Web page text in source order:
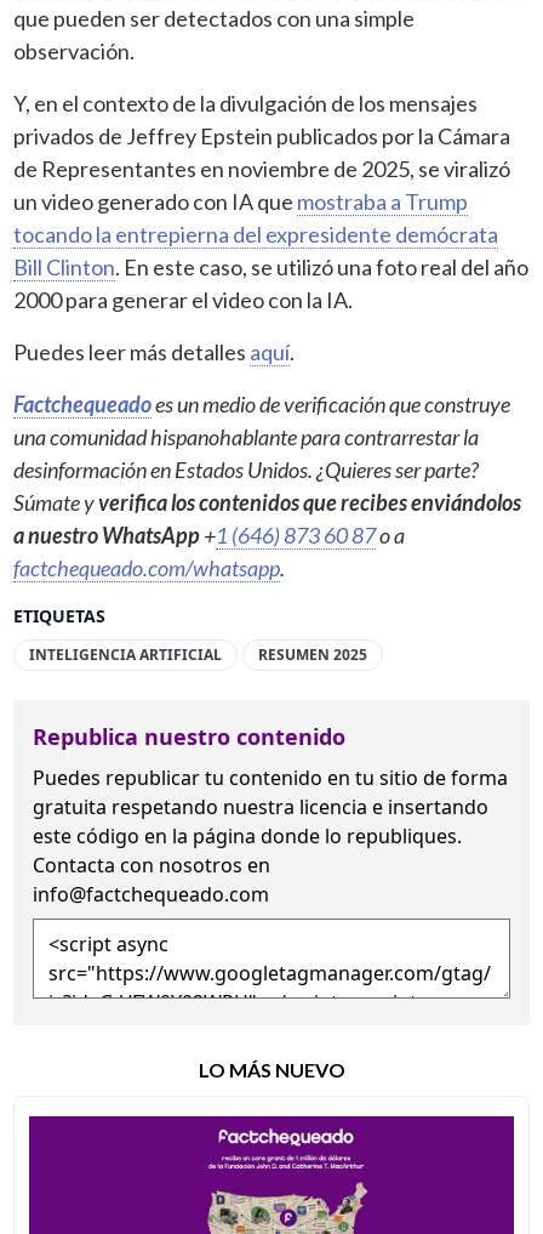
ETIQUETAS
INTELIGENCIA ARTIFICIAL RESUMEN 2025
que pueden ser detectados con una simple
observación.
Y, en el contexto de la divulgación de los mensajes
privados de Jeffrey Epstein publicados por la Cámara
de Representantes en noviembre de 2025, se viralizó
un video generado con IA que mostraba a Trump
tocando la entrepierna del expresidente demócrata
Bill Clinton. En este caso, se utilizó una foto real del año
2000 para generar el video con la IA.
Puedes leer más detalles aquí.
Factchequeadoes un medio de verificación que construye
una comunidad hispanohablante para contrarrestar la
desinformación en Estados Unidos. ¿Quieres ser parte?
Súmate yverifica los contenidos que recibes enviándolos
a nuestro WhatsApp+1 (646) 873 60 87o a
factchequeado.com/whatsapp.
Republica nuestro contenido
Puedes republicar tu contenido en tu sitio de forma
gratuita respetando nuestra licencia e insertando
este código en la página donde lo republiques.
Contacta con nosotros en
info@factchequeado.com
LO MÁS NUEVO